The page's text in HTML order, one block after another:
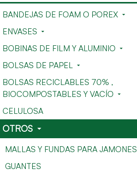
BANDEJAS DE FOAM O POREX
ENVASES
BOBINAS DE FILM Y ALUMINIO
BOLSAS DE PAPEL
BOLSAS RECICLABLES 70% ,
BIOCOMPOSTABLES Y VACÍO
CELULOSA
OTROS
MALLAS Y FUNDAS PARA JAMONES
GUANTES